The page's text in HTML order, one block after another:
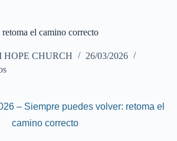
el camino correcto
HOPE CHURCH
26/03/2026
– Siempre puedes volver: retoma el
camino correcto